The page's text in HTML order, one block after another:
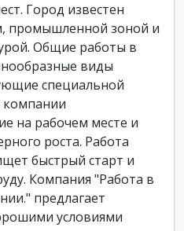
Город известен
промышленной зоной и
Общие работы в
виды
специальной
на рабочем месте и
роста. Работа
быстрый старт и
Компания "Работа в
предлагает
условиями